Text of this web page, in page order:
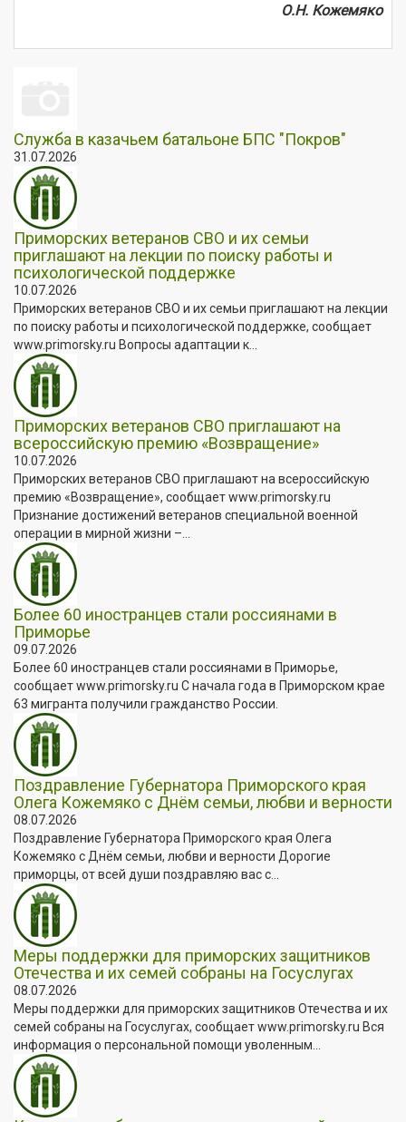
О.Н. Кожемяко
Служба в казачьем батальоне БПС "Покров"
31.07.2026
Приморских ветеранов СВО и их семьи
приглашают на лекции по поиску работы и
психологической поддержке
10.07.2026
Приморских ветеранов СВО и их семьи приглашают на лекции
по поиску работы и психологической поддержке, сообщает
www.primorsky.ru Вопросы адаптации к...
Приморских ветеранов СВО приглашают на
всероссийскую премию «Возвращение»
10.07.2026
Приморских ветеранов СВО приглашают на всероссийскую
премию «Возвращение», сообщает www.primorsky.ru
Признание достижений ветеранов специальной военной
операции в мирной жизни –...
Более 60 иностранцев стали россиянами в
Приморье
09.07.2026
Более 60 иностранцев стали россиянами в Приморье,
сообщает www.primorsky.ru С начала года в Приморском крае
63 мигранта получили гражданство России.
Поздравление Губернатора Приморского края
Олега Кожемяко с Днём семьи, любви и верности
08.07.2026
Поздравление Губернатора Приморского края Олега
Кожемяко с Днём семьи, любви и верности Дорогие
приморцы, от всей души поздравляю вас с...
Меры поддержки для приморских защитников
Отечества и их семей собраны на Госуслугах
08.07.2026
Меры поддержки для приморских защитников Отечества и их
семей собраны на Госуслугах, сообщает www.primorsky.ru Вся
информация о персональной помощи уволенным...